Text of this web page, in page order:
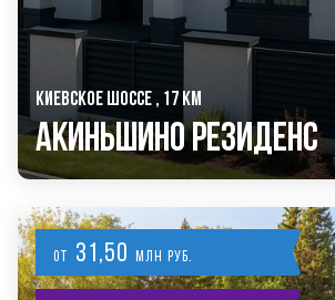
КИЕВСКОЕ ШОССЕ , 17 КМ
Акиньшино Резиденс
от 31,50 млн руб.